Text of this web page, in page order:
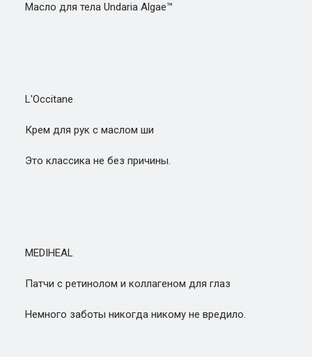
Масло для тела Undaria Algae™
L'Occitane
Крем для рук с маслом ши
Это классика не без причины.
MEDIHEAL
Патчи с ретинолом и коллагеном для глаз
Немного заботы никогда никому не вредило.